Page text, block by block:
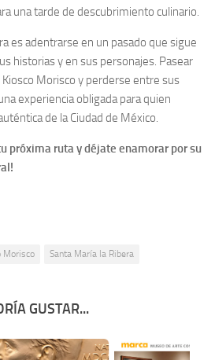
una tarde de descubrimiento culinario.
es adentrarse en un pasado que sigue
historias y en sus personajes. Pasear
Morisco y perderse entre sus
experiencia obligada para quien
de la Ciudad de México.
próxima ruta y déjate enamorar por su
Morisco Santa María la Ribera
GUSTAR...